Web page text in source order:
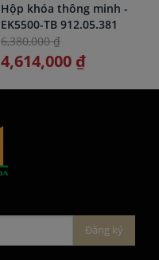
Hộp khóa thông minh -
EK5500-TB 912.05.381
6,380,000 ₫
4,614,000 ₫